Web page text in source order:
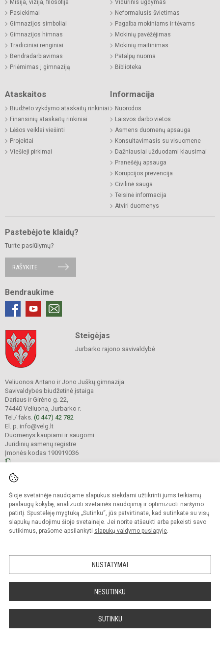
Šioje svetainėje naudojame slapukus siekdami užtikrinti jums teikiamų
paslaugų kokybę, analizuoti svetainės naudojimą ir optimizuoti naršymo
patirtį. Spustelėję mygtuką „Sutinku“, jūs patvirtinate, kad sutinkate su visų
slapukų naudojimu šioje svetainėje. Jei norite atšaukti arba pakeisti savo
sutikimus, prašome apsilankyti slapukų valdymo puslapyje.
NUSTATYMAI
NESUTINKU
SUTINKU
Misija, vizija, filosofija
Pasiekimai
Gimnazijos simboliai
Gimnazijos himnas
Tradiciniai renginiai
Bendradarbiavimas
Priėmimas į gimnaziją
Vidurinis ugdymas
Neformalusis švietimas
Pagalba mokiniams ir tėvams
Mokinių pavėžėjimas
Mokinių maitinimas
Patalpų nuoma
Biblioteka
Ataskaitos
Biudžeto vykdymo ataskaitų rinkiniai
Finansinių ataskaitų rinkiniai
Lėšos veiklai viešinti
Projektai
Viešieji pirkimai
Informacija
Nuorodos
Laisvos darbo vietos
Asmens duomenų apsauga
Konsultavimasis su visuomene
Dažniausiai užduodami klausimai
Pranešėjų apsauga
Korupcijos prevencija
Civilinė sauga
Teisinė informacija
Atviri duomenys
Pastebėjote klaidų?
Turite pasiūlymų?
RAŠYKITE
Bendraukime
Steigėjas
Jurbarko rajono savivaldybė
Veliuonos Antano ir Jono Juškų gimnazija
Savivaldybės biudžetinė įstaiga
Dariaus ir Girėno g. 22,
74440 Veliuona, Jurbarko r.
Tel./ faks. (0 447) 42 782
El. p. info@velg.lt
Duomenys kaupiami ir saugomi
Juridinių asmenų registre
Įmonės kodas 190919036
Kopijuoti turinį be raštiško gimnazijos administracijos sutikimo griežtai
draudžiama.
Prieinamumo paraiška Slapukų valdymas
Sumanus būdas atnaujinti